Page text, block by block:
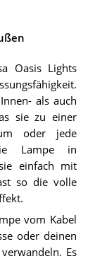
Oasis Lights
als auch
sie zu einer
oder jede
Lampe in
einfach mit
so die volle
vom Kabel
oder deinen
Es